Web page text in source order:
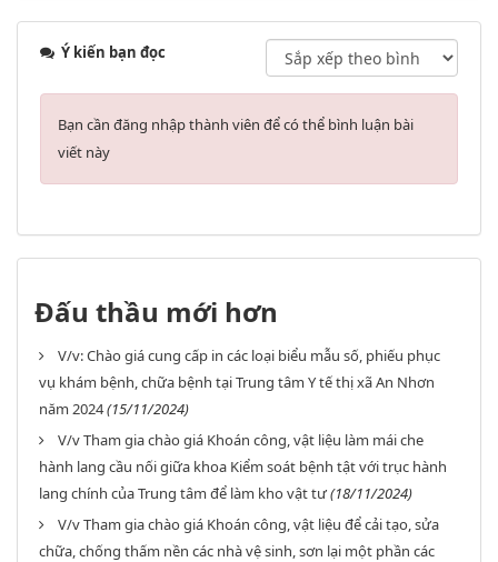
Ý kiến bạn đọc
Bạn cần đăng nhập thành viên để có thể bình luận bài
viết này
Đấu thầu mới hơn
V/v: Chào giá cung cấp in các loại biểu mẫu số, phiếu phục
vụ khám bệnh, chữa bệnh tại Trung tâm Y tế thị xã An Nhơn
năm 2024(15/11/2024)
V/v Tham gia chào giá Khoán công, vật liệu làm mái che
hành lang cầu nối giữa khoa Kiểm soát bệnh tật với trục hành
lang chính của Trung tâm để làm kho vật tư(18/11/2024)
V/v Tham gia chào giá Khoán công, vật liệu để cải tạo, sửa
chữa, chống thấm nền các nhà vệ sinh, sơn lại một phần các